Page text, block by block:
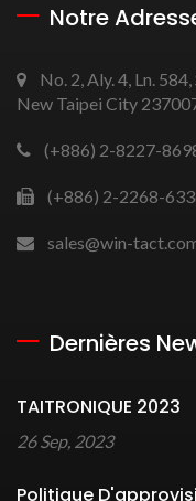
Notre
No. 2, Aly. 4, Ln.
New Taipei City
(+886) 2-8227-
(+886) 2-2268-
sales@win-
Dernières
TAITRONIQUE 2023
26 Sep, 2023
Politique